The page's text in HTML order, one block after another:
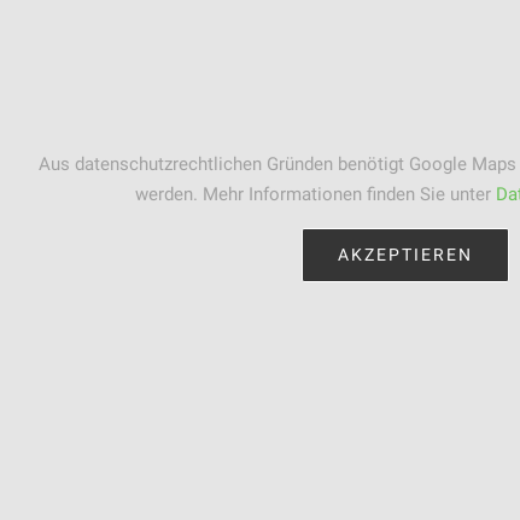
Aus datenschutzrechtlichen Gründen benötigt Google
werden. Mehr Informationen finden Sie unter
AKZEPTIEREN